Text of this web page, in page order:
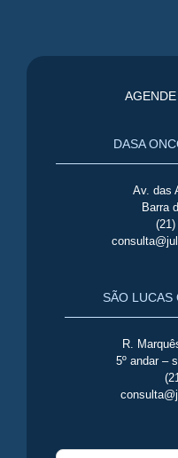
DASA
Av. das
Barra
(21)
SÃO LUCAS
R.
5º andar –